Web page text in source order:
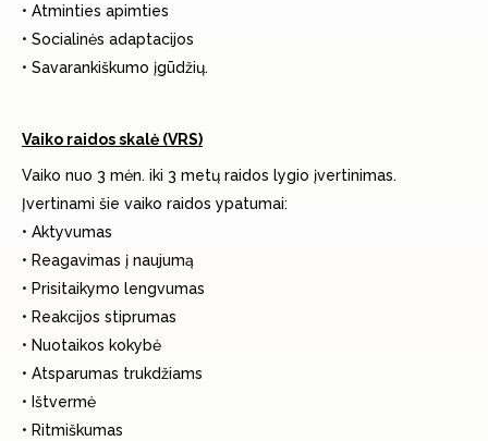
• Atminties apimties
• Socialinės adaptacijos
• Savarankiškumo įgūdžių.
Vaiko raidos skalė (VRS)
Vaiko nuo 3 mėn. iki 3 metų raidos lygio įvertinimas.
Įvertinami šie vaiko raidos ypatumai:
• Aktyvumas
• Reagavimas į naujumą
• Prisitaikymo lengvumas
• Reakcijos stiprumas
• Nuotaikos kokybė
• Atsparumas trukdžiams
• Ištvermė
• Ritmiškumas